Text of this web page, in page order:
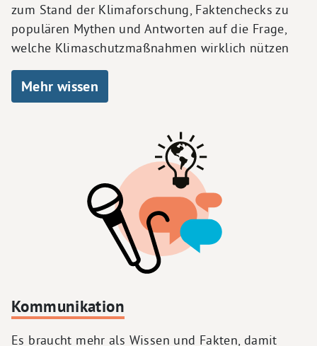
zum Stand der Klimaforschung, Faktenchecks zu
populären Mythen und Antworten auf die Frage,
welche Klimaschutzmaßnahmen wirklich nützen
Mehr wissen
Kommunikation
Es braucht mehr als Wissen und Fakten, damit